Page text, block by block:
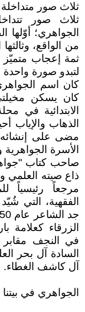
ثلاث صور متداخلة
ثلاث صور
الجواهري؛ أوّلها
من الواقع،
ثمة إعجاب
لتبدو صورة
كان اسم
كان يسكن
الابتدائية في
الذهاب والإياب
مضى على
الأسرة
صاحب كتاب
ذاع صيته العلمي
مرجعاً رئيسياً
الفقهية، التي
الزرقاء كعلامة
في النجف مقابر
السادة آل بحر
آل كاشف الغطاء.
الجواهري في بيتنا